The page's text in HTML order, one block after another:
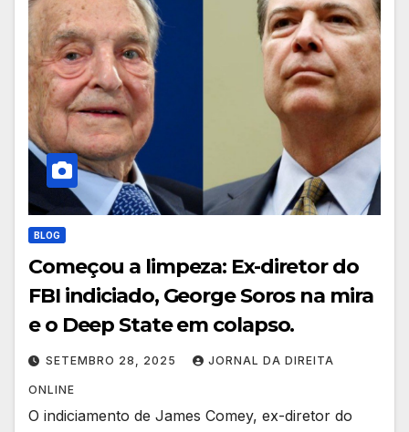
BLOG
Começou a limpeza: Ex-diretor do
FBI indiciado, George Soros na mira
e o Deep State em colapso.
SETEMBRO 28, 2025 JORNAL DA DIREITA
ONLINE
O indiciamento de James Comey, ex-diretor do